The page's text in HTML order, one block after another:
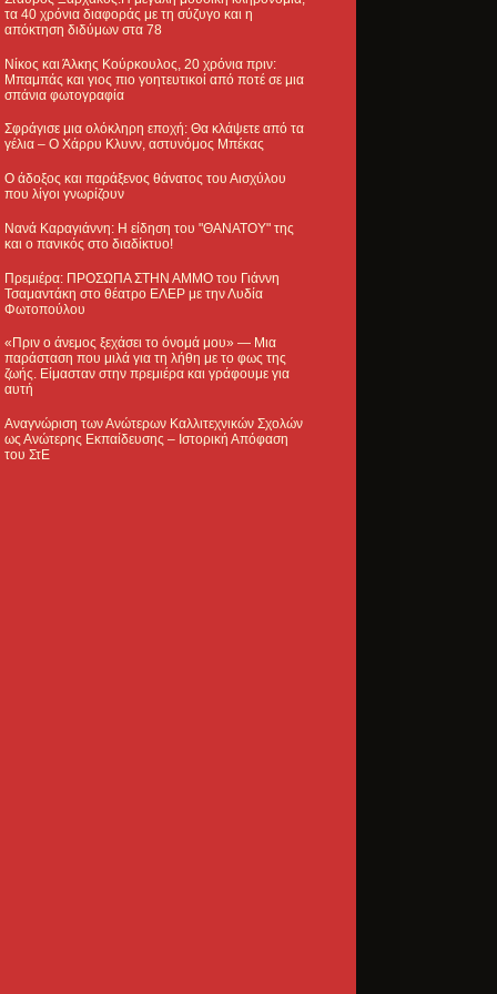
τα 40 χρόνια διαφοράς με τη σύζυγο και η
απόκτηση διδύμων στα 78
Νίκος και Άλκης Κούρκουλος, 20 χρόνια πριν:
Μπαμπάς και γιος πιο γοητευτικοί από ποτέ σε μια
σπάνια φωτογραφία
Σφράγισε μια ολόκληρη εποχή: Θα κλάψετε από τα
γέλια – Ο Χάρρυ Κλυνν, αστυνόμος Μπέκας
Ο άδοξος και παράξενος θάνατος του Αισχύλου
που λίγοι γνωρίζουν
Νανά Καραγιάννη: Η είδηση του "ΘΑΝΑΤΟΥ" της
και ο πανικός στο διαδίκτυο!
Πρεμιέρα: ΠΡΟΣΩΠΑ ΣΤΗΝ ΑΜΜΟ του Γιάννη
Τσαμαντάκη στο θέατρο ΕΛΕΡ με την Λυδία
Φωτοπούλου
«Πριν ο άνεμος ξεχάσει το όνομά μου» — Μια
παράσταση που μιλά για τη λήθη με το φως της
ζωής. Είμασταν στην πρεμιέρα και γράφουμε για
αυτή
Αναγνώριση των Ανώτερων Καλλιτεχνικών Σχολών
ως Ανώτερης Εκπαίδευσης – Ιστορική Απόφαση
του ΣτΕ